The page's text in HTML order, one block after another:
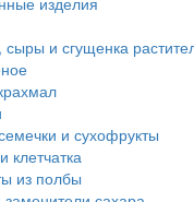
и сгущенка
и сухофрукты
клетчатка
из полбы